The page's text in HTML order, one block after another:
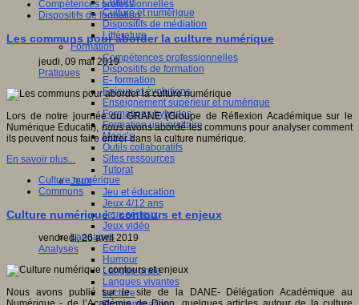
Culture et numérique
Dispositifs de médiation
Littérature
Formation
Compétences professionnelles
Dispositifs de formation
E- formation
Enjeux et évolutions
Enseignement supérieur et numérique
Formations hybrides
Formation universitaire
Mooc’s
Outils collaboratifs
Sites ressources
Tutorat
Jeux
Jeu et éducation
Jeux 4/12 ans
Jeux sérieux
Jeux vidéo
Langages
Ecriture
Humour
Langue orale
Langues vivantes
Lecture
Compétences professionnelles
Dispositifs de formation
Les communs pour aborder la culture numérique
jeudi, 09 mai 2019
Pratiques
Lors de notre journée du GRANE (Groupe de Réflexion Académique sur le
Numérique Educatif), nous avons abordé les communs pour analyser comment
ils peuvent nous faire entrer dans la culture numérique.
En savoir plus...
Culture numérique
Communs
Culture numérique : contours et enjeux
vendredi, 26 avril 2019
Analyses
Nous avons publié sur le site de la DANE- Délégation Académique au